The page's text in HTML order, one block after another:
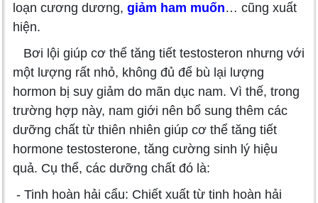
loạn cương dương, giảm ham muốn… cũng xuất
hiện.
Bơi lội giúp cơ thể tăng tiết testosteron nhưng với
một lượng rất nhỏ, không đủ để bù lại lượng
hormon bị suy giảm do mãn dục nam. Vì thế, trong
trường hợp này, nam giới nên bổ sung thêm các
dưỡng chất từ thiên nhiên giúp cơ thể tăng tiết
hormone testosterone, tăng cường sinh lý hiệu
quả. Cụ thể, các dưỡng chất đó là:
- Tinh hoàn hải cẩu: Chiết xuất từ tinh hoàn hải